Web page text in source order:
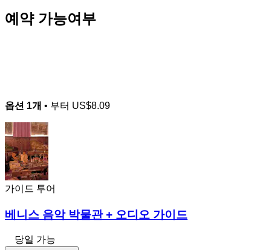
예약 가능여부
옵션 1개 • 부터 US$8.09
가이드 투어
베니스 음악 박물관 + 오디오 가이드
당일 가능